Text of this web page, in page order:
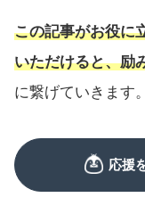
この記事がお役に
いただけると、励
に繋げていきます。